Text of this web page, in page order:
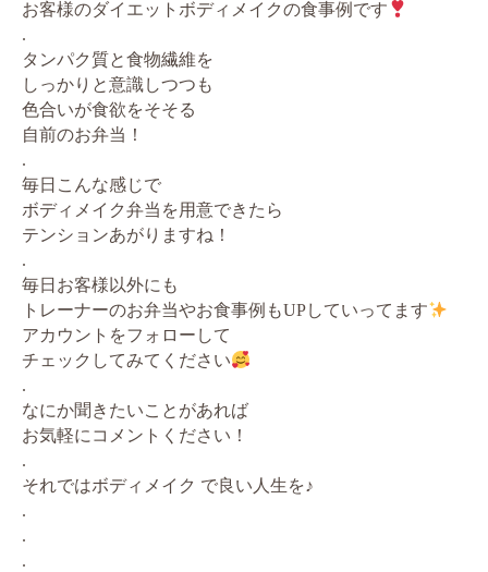
お客様のダイエットボディメイクの食事例です
.
タンパク質と食物繊維を
しっかりと意識しつつも
色合いが食欲をそそる
自前のお弁当！
.
毎日こんな感じで
ボディメイク弁当を用意できたら
テンションあがりますね！
.
毎日お客様以外にも
トレーナーのお弁当やお食事例もUPしていってます
アカウントをフォローして
チェックしてみてください
.
なにか聞きたいことがあれば
お気軽にコメントください！
.
それではボディメイク で良い人生を♪
.
.
.